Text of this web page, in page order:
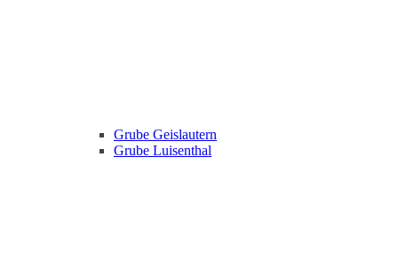
Grube Geislautern
Grube Luisenthal